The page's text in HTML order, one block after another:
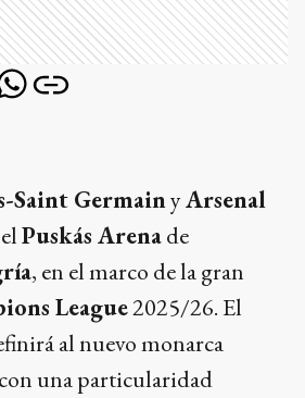
Saint GermainyArsenal
Puskás Arenade
, en el marco de la gran
League2025/26. El
al nuevo monarca
una particularidad